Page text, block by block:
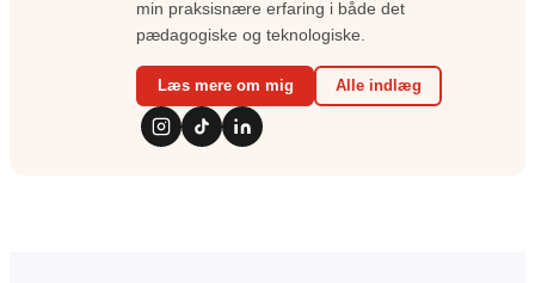
min praksisnære erfaring i både det
pædagogiske og teknologiske.
Læs mere om mig Alle indlæg